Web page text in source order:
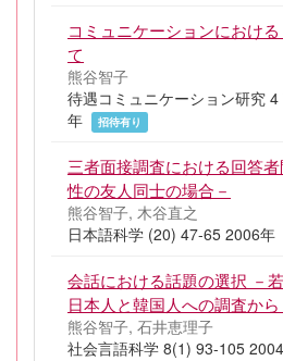
コミュニケーションにおけ
て
熊谷智子
待遇コミュニケーション研究
年
招待有り
三者面接調査における回答
性の友人同士の場合－
熊谷智子, 木谷直之
日本語科学 (20) 47-65 2006年
会話における話題の選択 －
日本人と韓国人への調査から
熊谷智子, 石井恵理子
社会言語科学 8(1) 93-105